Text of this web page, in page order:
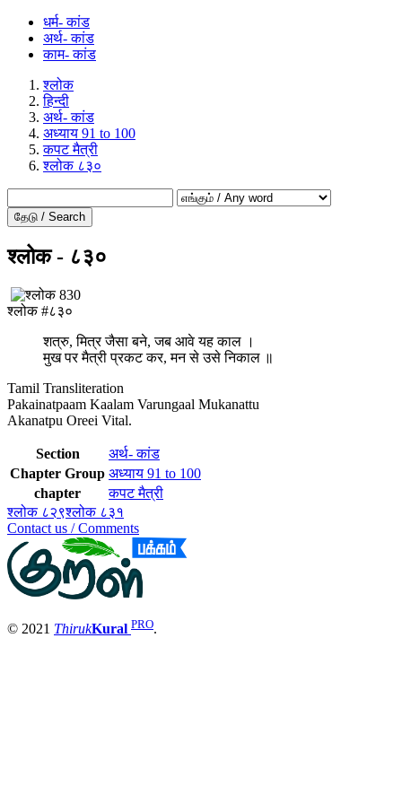
धर्म- कांड
अर्थ- कांड
काम- कांड
श्लोक
हिन्दी
अर्थ- कांड
अध्याय 91 to 100
कपट मैत्री
श्लोक ८३०
தேடு / Search
श्लोक - ८३०
श्लोक #८३०
शत्रु, मित्र जैसा बने, जब आवे यह काल ।
मुख पर मैत्री प्रकट कर, मन से उसे निकाल ॥
Tamil Transliteration
Pakainatpaam Kaalam Varungaal Mukanattu
Akanatpu Oreei Vital.
Section
अर्थ- कांड
Chapter Group अध्याय 91 to 100
chapter
कपट मैत्री
श्लोक ८२९श्लोक ८३१
Contact us / Comments
© 2021 ThirukKural PRO.